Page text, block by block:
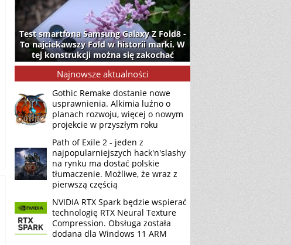
Test smartfona Samsung Galaxy Z Fold8 -
To najciekawszy Fold w historii marki. W
tej konstrukcji można się zakochać
Najnowsze aktualności
Gothic Remake dostanie nowe
usprawnienia. Alkimia luźno o
planach rozwoju, więcej o nowym
projekcie w przyszłym roku
Path of Exile 2 - jeden z
najpopularniejszych hack'n'slashy
na rynku ma dostać polskie
tłumaczenie. Możliwe, że wraz z
pierwszą częścią
NVIDIA RTX Spark będzie wspierać
technologię RTX Neural Texture
Compression. Obsługa została
dodana dla Windows 11 ARM